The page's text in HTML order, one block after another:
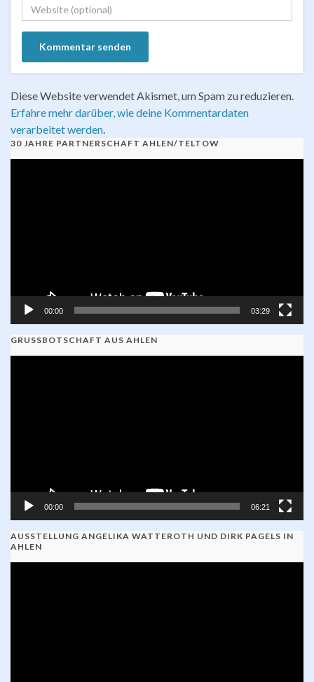
Diese Website verwendet Akismet, um Spam zu reduzieren.
Erfahre mehr darüber, wie deine Kommentardaten
verarbeitet werden.
30 JAHRE PARTNERSCHAFT AHLEN/TELTOW
00:00 03:29
GRUSSBOTSCHAFT AUS AHLEN
00:00 06:21
AUSSTELLUNG ANGELIKA WATTEROTH UND DIRK PAGELS IN
AHLEN